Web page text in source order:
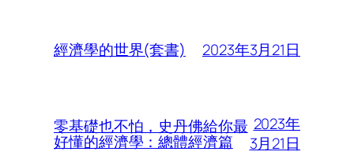
經濟學的世界(套書) 2023年3月21日
零基礎也不怕，史丹佛給你最
好懂的經濟學：總體經濟篇
2023年
3月21日